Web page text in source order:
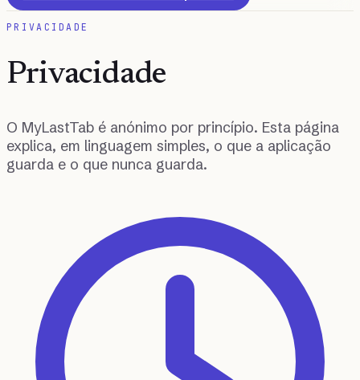
PRIVACIDADE
Privacidade
O MyLastTab é anónimo por princípio. Esta página
explica, em linguagem simples, o que a aplicação
guarda e o que nunca guarda.